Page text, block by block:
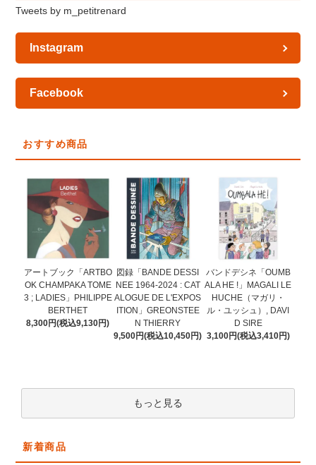
Tweets by m_petitrenard
Instagram
Facebook
おすすめ商品
アートブック「ARTBO
OK CHAMPAKA TOME
3 ; LADIES」PHILIPPE
BERTHET
8,300円(税込9,130円)
図録「BANDE DESSI
NEE 1964-2024 : CAT
ALOGUE DE L'EXPOS
ITION」GREONSTEE
N THIERRY
9,500円(税込10,450円)
バンドデシネ「OUMB
ALA HE !」MAGALI LE
HUCHE（マガリ・
ル・ユッシュ）, DAVI
D SIRE
3,100円(税込3,410円)
もっと見る
新着商品